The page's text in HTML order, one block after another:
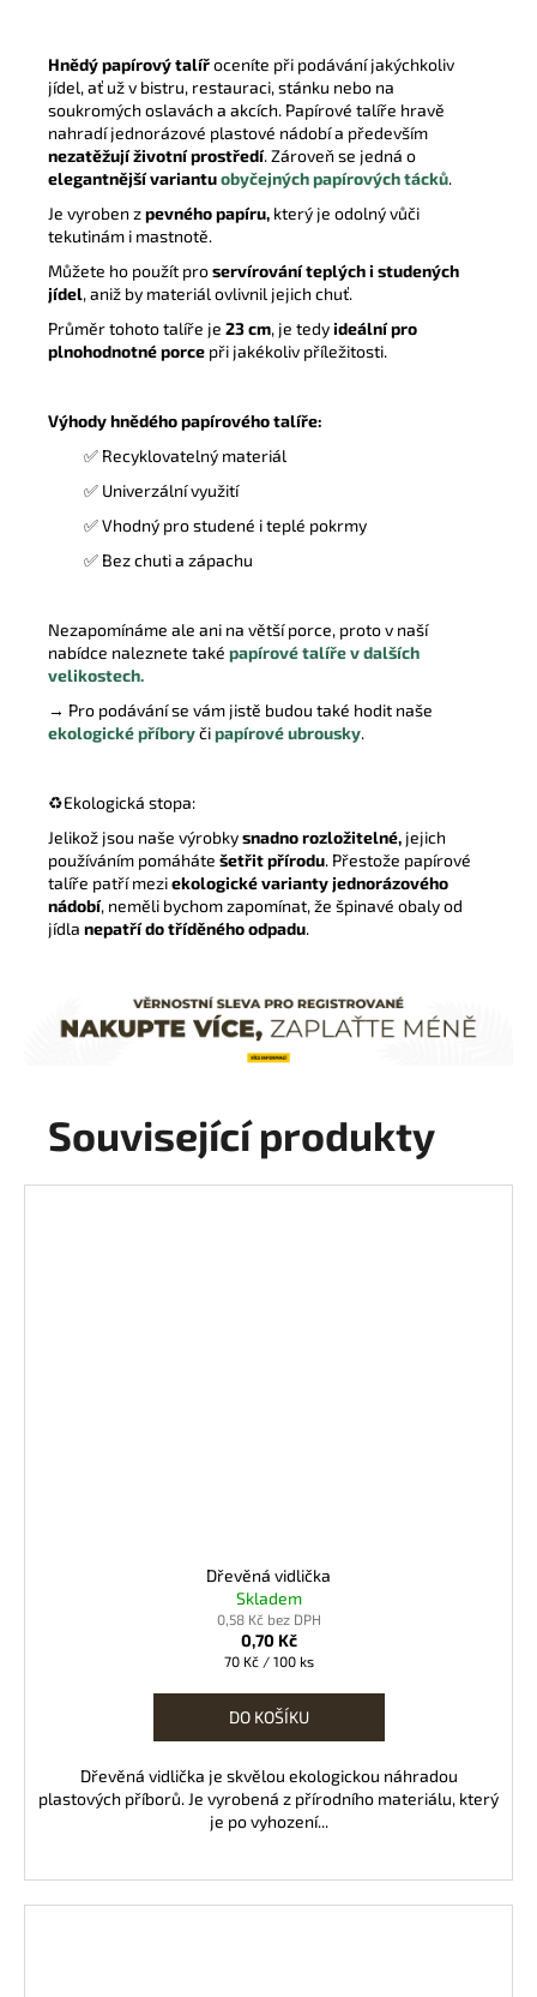
Hnědý papírový talířoceníte při podávání jakýchkoliv
jídel, ať už v bistru, restauraci, stánku nebo na
soukromých oslavách a akcích. Papírové talíře hravě
nahradí jednorázové plastové nádobí a především
nezatěžují životní prostředí. Zároveň se jedná o
elegantnější variantuobyčejných papírových tácků.
Je vyroben zpevného papíru, který je odolný vůči
tekutinám i mastnotě.
Můžete ho použít proservírování teplých i studených
jídel, aniž by materiál ovlivnil jejich chuť.
Průměr tohoto talíře je 23 cm, je tedyideální pro
plnohodnotné porce při jakékoliv příležitosti.
Výhody hnědého papírového talíře:
✅ Recyklovatelný materiál
✅ Univerzální využití
✅Vhodný pro studené i teplé pokrmy
✅ Bez chuti a zápachu
Nezapomínáme ale ani na větší porce, proto v naší
nabídce naleznete také papírové talíře v dalších
velikostech.
→ Pro podávání se vám jistě budou také hodit naše
ekologické příboryčipapírové ubrousky.
♻️Ekologická stopa:
Jelikož jsou naše výrobkysnadno rozložitelné, jejich
používáním pomáháte šetřit přírodu. Přestože papírové
talíře patří meziekologické varianty jednorázového
nádobí, neměli bychom zapomínat, že špinavé obaly od
jídla nepatří do tříděného odpadu.
Související produkty
Dřevěná vidlička
Skladem
0,58 Kč bez DPH
0,70 Kč
Měrná
70 Kč / 100 ks
DO KOŠÍKU
Dřevěná vidlička je skvělou ekologickou náhradou
plastových příborů. Je vyrobená z přírodního materiálu, který
je po vyhození...